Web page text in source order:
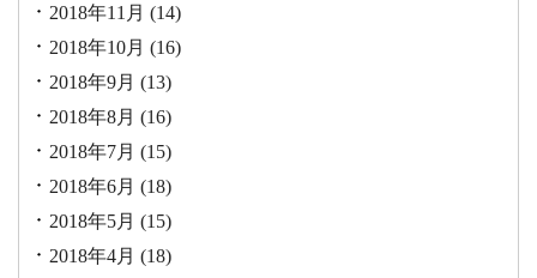
2018年11月 (14)
2018年10月 (16)
2018年9月 (13)
2018年8月 (16)
2018年7月 (15)
2018年6月 (18)
2018年5月 (15)
2018年4月 (18)